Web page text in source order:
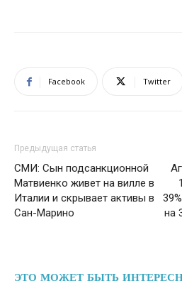
Facebook Twitter
Предыдущая статья
СМИ: Сын подсанкционной
Матвиенко живет на вилле в
Италии и скрывает активы в
Сан-Марино
на
ЭТО МОЖЕТ БЫТЬ